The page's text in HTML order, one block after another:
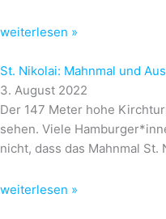
weiterlesen »
St. Nikolai: Mahnmal und
3. August 2022
Der 147 Meter hohe
sehen. Viele
nicht, dass das Mahnmal St.
weiterlesen »